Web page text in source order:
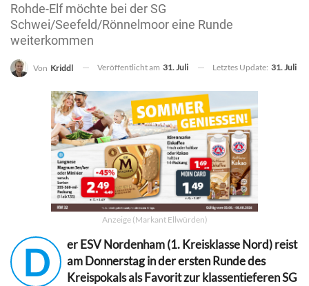
Rohde-Elf möchte bei der SG
Schwei/Seefeld/Rönnelmoor eine Runde
weiterkommen
Von Kriddl Veröffentlicht am 31. Juli Letztes Update: 31. Juli
Anzeige (Markant Ellwürden)
D
er ESV Nordenham (1. Kreisklasse Nord) reist
am Donnerstag in der ersten Runde des
Kreispokals als Favorit zur klassentieferen SG